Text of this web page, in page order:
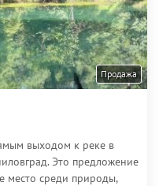
Продажа
выходом к реке в
Это предложение
место среди природы,